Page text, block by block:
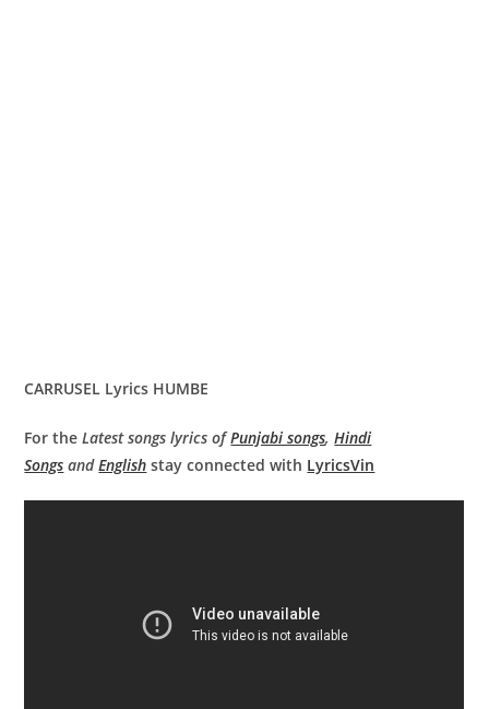
CARRUSEL Lyrics HUMBE
For theLatest songs lyrics ofPunjabi songs,Hindi
Songs andEnglish stay connected with LyricsVin